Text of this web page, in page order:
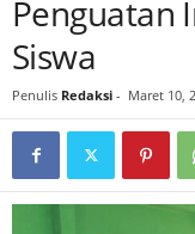
Penguatan
Siswa
Penulis Redaksi - Maret 10,